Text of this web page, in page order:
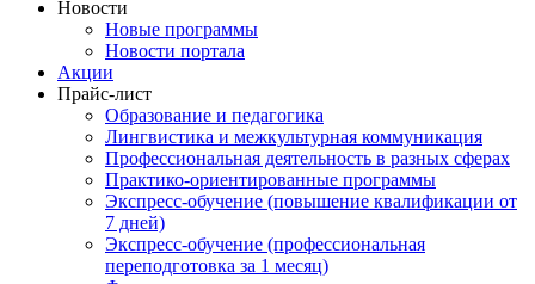
Новости
Новые программы
Новости портала
Акции
Прайс-лист
Образование и педагогика
Лингвистика и межкультурная коммуникация
Профессиональная деятельность в разных сферах
Практико-ориентированные программы
Экспресс-обучение (повышение квалификации от
7 дней)
Экспресс-обучение (профессиональная
переподготовка за 1 месяц)